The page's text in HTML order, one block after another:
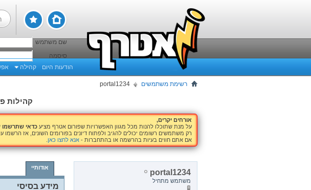
שם משתמש
סיסמה
הודעות היום קהילה
רשימת משתמשים portal1234
קהילות
אורחים יקרים,
על מנת שתוכלו להנות מכל מגוון האפשרויות שפורום אטרף מציע כדאי שתרשמו
רק משתמשים רשומים יכולים להגיב ולפתוח דיונים בפורומים השונים, אז
אם אתם חווים בעיות בהרשמה או בהתחברות - אנא לחצו כאן
portal1234
משתמש מתחיל
אודותיי
מידע בסיסי